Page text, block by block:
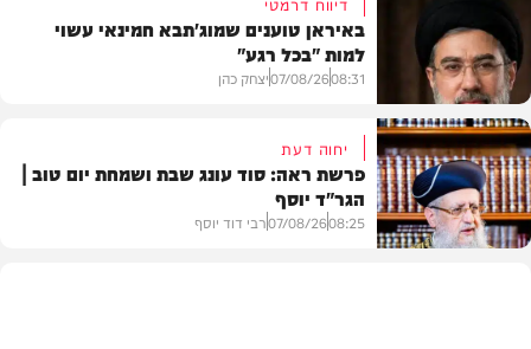
צבא וביטחון
חדשות
באיראן טוענים שמוג'תבא חמינאי עשוי
למות "בכל רגע"
08:31
07/08/26יצחק כהן
יחוה דעת
פרשת ראה: סוד עונג שבת ושמחת יום טוב |
הגר"ד יוסף
08:25
07/08/26רבי דוד יוסף